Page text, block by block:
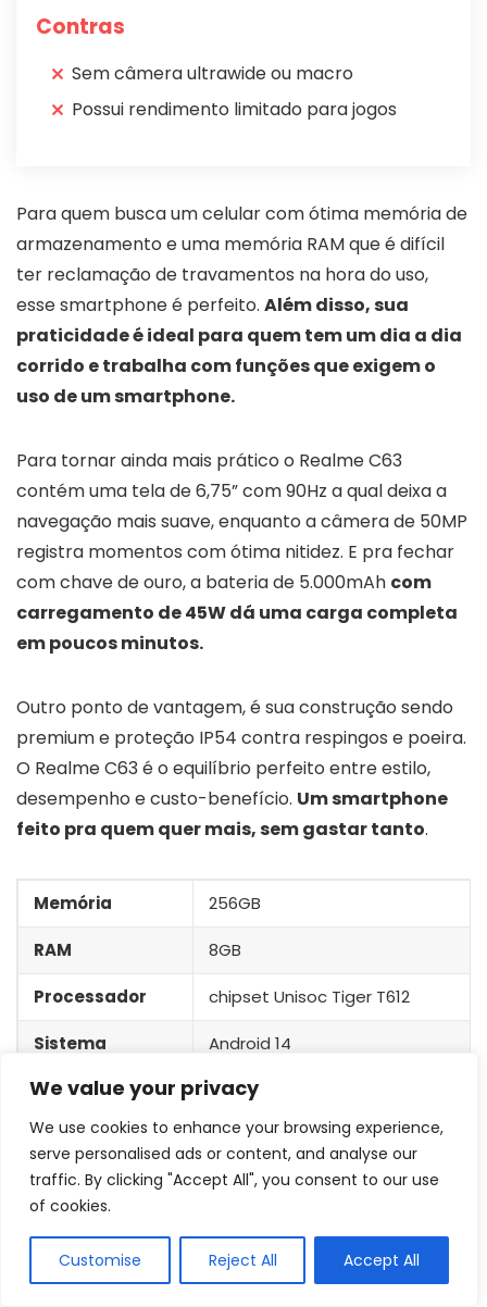
We value your privacy
We use cookies to enhance your browsing experience,
serve personalised ads or content, and analyse our
traffic. By clicking "Accept All", you consent to our use
of cookies.
Customise Reject All Accept All
Contras
Sem câmera ultrawide ou macro
Possui rendimento limitado para jogos
Para quem busca um celular com ótima memória de
armazenamento e uma memória RAM que é difícil
ter reclamação de travamentos na hora do uso,
esse smartphone é perfeito. Além disso, sua
praticidade é ideal para quem tem um dia a dia
corrido e trabalha com funções que exigem o
uso de um smartphone.
Para tornar ainda mais prático o Realme C63
contém uma tela de 6,75” com 90Hz a qual deixa a
navegação mais suave, enquanto a câmera de 50MP
registra momentos com ótima nitidez. E pra fechar
com chave de ouro, a bateria de 5.000mAh com
carregamento de 45W dá uma carga completa
em poucos minutos.
Outro ponto de vantagem, é sua construção sendo
premium e proteção IP54 contra respingos e poeira.
O Realme C63 é o equilíbrio perfeito entre estilo,
desempenho e custo-benefício. Um smartphone
feito pra quem quer mais, sem gastar tanto.
Memória 256GB
RAM 8GB
Processador chipset Unisoc Tiger T612
Sistema Android 14
Bateria 5000 mAh
Câmera 50 Mp + Frontal 8 Mp
Tela e
Resolução
6.5” IPS LCD 720 x 1600 pixel
Proteção Não informado